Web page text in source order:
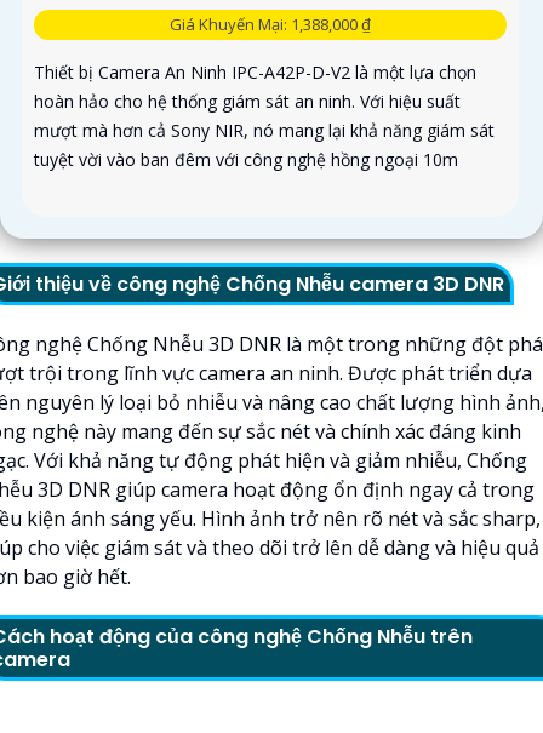
Giá Khuyến Mại: 1,388,000 ₫
Thiết bị Camera An Ninh IPC-A42P-D-V2 là một lựa chọn
hoàn hảo cho hệ thống giám sát an ninh. Với hiệu suất
mượt mà hơn cả Sony NIR, nó mang lại khả năng giám sát
tuyệt vời vào ban đêm với công nghệ hồng ngoại 10m
thiệu về công nghệ Chống Nhễu camera 3D DNR
nghệ Chống Nhễu 3D DNR là một trong những đột phá
trội trong lĩnh vực camera an ninh. Được phát triển dựa
nguyên lý loại bỏ nhiễu và nâng cao chất lượng hình
nghệ này mang đến sự sắc nét và chính xác đáng kinh
Với khả năng tự động phát hiện và giảm nhiễu, Chống
3D DNR giúp camera hoạt động ổn định ngay cả trong
kiện ánh sáng yếu. Hình ảnh trở nên rõ nét và sắc sharp,
cho việc giám sát và theo dõi trở lên dễ dàng và hiệu quả
bao giờ hết.
hoạt động của công nghệ Chống Nhễu trên